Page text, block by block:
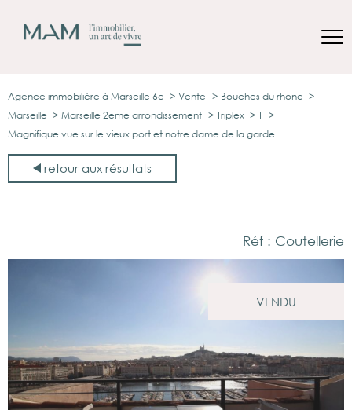
Agence immobilière à Marseille 6e Vente
Bouches du rhone
Marseille
Marseille 2eme arrondissement Triplex
T
Magnifique vue sur le vieux port et notre dame de la garde
retour aux résultats
Réf : Coutellerie
VENDU